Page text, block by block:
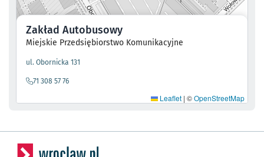
Leaflet | ©OpenStreetMap
Zakład Autobusowy
Miejskie Przedsiębiorstwo Komunikacyjne
ul. Obornicka 131
71 308 57 76